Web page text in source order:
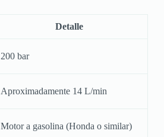
Detalle
200 bar
Aproximadamente 14 L/min
Motor a gasolina (Honda o similar)